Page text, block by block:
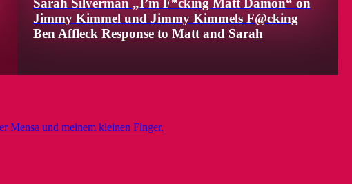
Sarah Silverman „I’m F*cking Matt Damon“ on
Jimmy Kimmel und Jimmy Kimmels F@cking
Ben Affleck Response to Matt and Sarah
Mensa und meinem kleinen Finger.